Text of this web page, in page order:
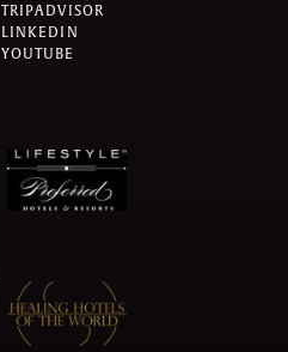
TRIPADVISOR
LINKEDIN
YOUTUBE